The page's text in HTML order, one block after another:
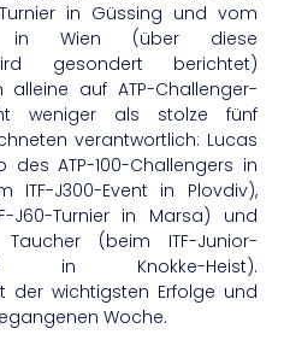
in Güssing und vom
in Wien (über diese
gesondert berichtet)
auf ATP-Challenger-
weniger als stolze fünf
verantwortlich: Lucas
ATP-100-Challengers in
ITF-J300-Event in Plovdiv),
J60-Turnier in Marsa) und
Taucher (beim ITF-Junior-
in Knokke-Heist).
der wichtigsten Erfolge und
Woche.